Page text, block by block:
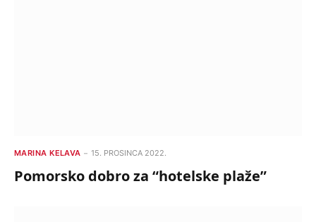
MARINA KELAVA 15. PROSINCA 2022.
Pomorsko dobro za “hotelske plaže”